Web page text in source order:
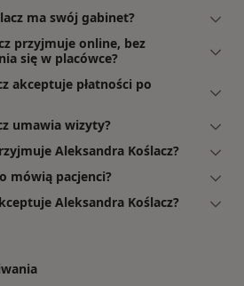
ma swój gabinet?
przyjmuje online, bez
się w placówce?
akceptuje płatności po
umawia wizyty?
Aleksandra Koślacz?
mówią pacjenci?
Aleksandra Koślacz?